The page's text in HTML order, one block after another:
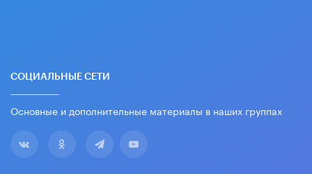
СОЦИАЛЬНЫЕ СЕТИ
Основные и дополнительные материалы в наших группах